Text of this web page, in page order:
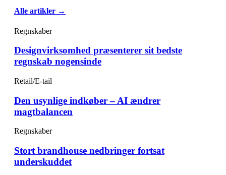
Alle artikler →
Regnskaber
Designvirksomhed præsenterer sit bedste
regnskab nogensinde
Retail/E-tail
Den usynlige indkøber – AI ændrer
magtbalancen
Regnskaber
Stort brandhouse nedbringer fortsat
underskuddet